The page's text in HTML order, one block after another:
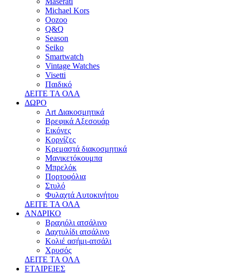
Michael Kors
Oozoo
Q&Q
Season
Seiko
Smartwatch
Vintage Watches
Visetti
Παιδικό
ΔΕΙΤΕ ΤΑ ΟΛΑ
ΔΩΡΟ
Art Διακοσμητικά
Βρεφικά Αξεσουάρ
Εικόνες
Κορνίζες
Κρεμαστά διακοσμητικά
Μανικετόκουμπα
Μπρελόκ
Πορτοφόλια
Στυλό
Φυλαχτά Αυτοκινήτου
ΔΕΙΤΕ ΤΑ ΟΛΑ
ΑΝΔΡΙΚΟ
Βραχιόλι ατσάλινο
Δαχτυλίδι ατσάλινο
Κολιέ ασήμι-ατσάλι
Χρυσός
ΔΕΙΤΕ ΤΑ ΟΛΑ
ΕΤΑΙΡΕΙΕΣ